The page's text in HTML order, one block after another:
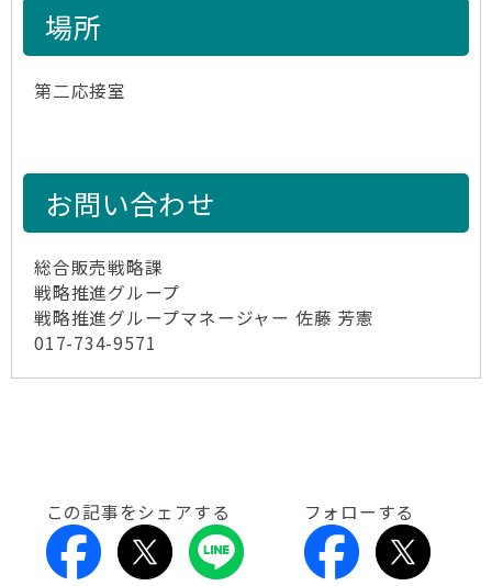
場所
第二応接室
お問い合わせ
総合販売戦略課
戦略推進グループ
戦略推進グループマネージャー 佐藤 芳憲
017-734-9571
この記事をシェアする フォローする